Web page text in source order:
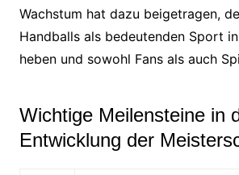
Wachstum hat dazu beigetragen,
Handballs als bedeutenden Sport
heben und sowohl Fans als auch
Wichtige Meilensteine in
Entwicklung der